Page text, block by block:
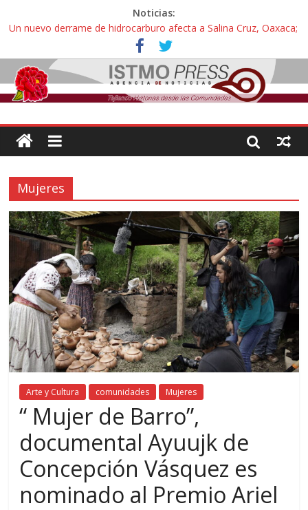
Noticias:
Un nuevo derrame de hidrocarburo afecta a Salina Cruz, Oaxaca;
ahora pescadores de Salinas del Marqués denuncian daños de
Pemex
Ángel, el joven autista expulsado por la Universidad Bienestar de
Ixtepec, Oaxaca vuelve a las aulas tras amparo
Familiares de periodista Alejandro Leyva se reúnen con titular de
intelectuales de su asesinato
Alertan pescadores de Juchitán, Oaxaca de nuevo despojo de su
Pescadores y comuneros ikoots detienen la extracción ilegal de
material pétreo de gravera Oyamel
Mujeres
Arte y Cultura comunidades Mujeres
“ Mujer de Barro”,
documental Ayuujk de
Concepción Vásquez es
nominado al Premio Ariel